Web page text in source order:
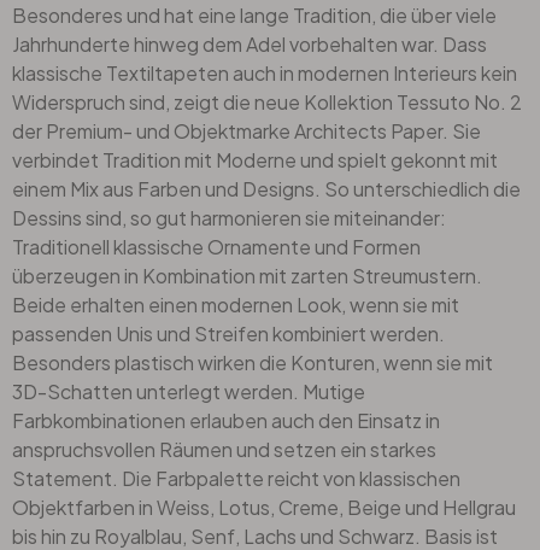
Besonderes und hat eine lange Tradition, die über viele
Jahrhunderte hinweg dem Adel vorbehalten war. Dass
klassische Textiltapeten auch in modernen Interieurs kein
Widerspruch sind, zeigt die neue Kollektion Tessuto No. 2
der Premium- und Objektmarke Architects Paper. Sie
verbindet Tradition mit Moderne und spielt gekonnt mit
einem Mix aus Farben und Designs. So unterschiedlich die
Dessins sind, so gut harmonieren sie miteinander:
Traditionell klassische Ornamente und Formen
überzeugen in Kombination mit zarten Streumustern.
Beide erhalten einen modernen Look, wenn sie mit
passenden Unis und Streifen kombiniert werden.
Besonders plastisch wirken die Konturen, wenn sie mit
3D-Schatten unterlegt werden. Mutige
Farbkombinationen erlauben auch den Einsatz in
anspruchsvollen Räumen und setzen ein starkes
Statement. Die Farbpalette reicht von klassischen
Objektfarben in Weiss, Lotus, Creme, Beige und Hellgrau
bis hin zu Royalblau, Senf, Lachs und Schwarz. Basis ist